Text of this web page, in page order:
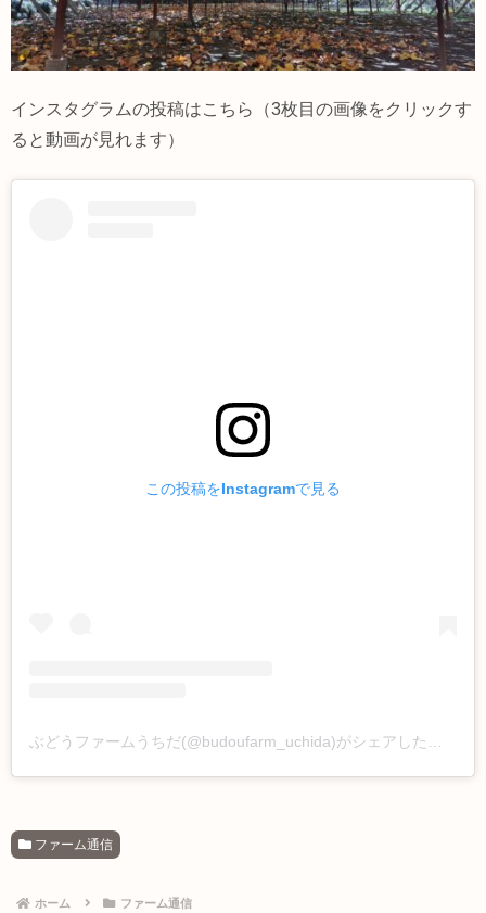
インスタグラムの投稿はこちら（3枚目の画像をクリックす
ると動画が見れます）
この投稿をInstagramで見る
ぶどうファームうちだ(@budoufarm_uchida)がシェアした投稿
ファーム通信
ホーム ファーム通信